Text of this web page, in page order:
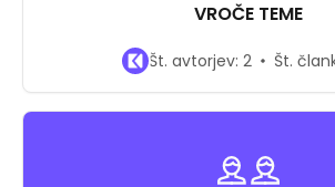
VROČE TEME
Št. avtorjev: 2 Št.